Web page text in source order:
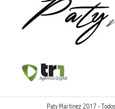
Paty Martinez 2017 -